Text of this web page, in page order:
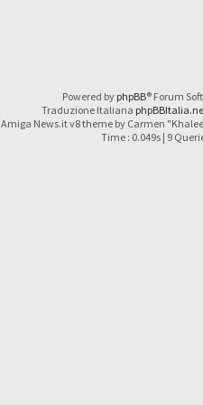
Powered by phpBB® Forum
Traduzione Italiana
Amiga News.it v8 theme by Carmen
Time : 0.049s | 9